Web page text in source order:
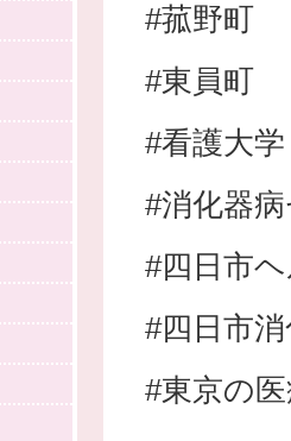
#菰野町
#東員町
#看護大学
#消化器
#四日市
#四日市
#東京の